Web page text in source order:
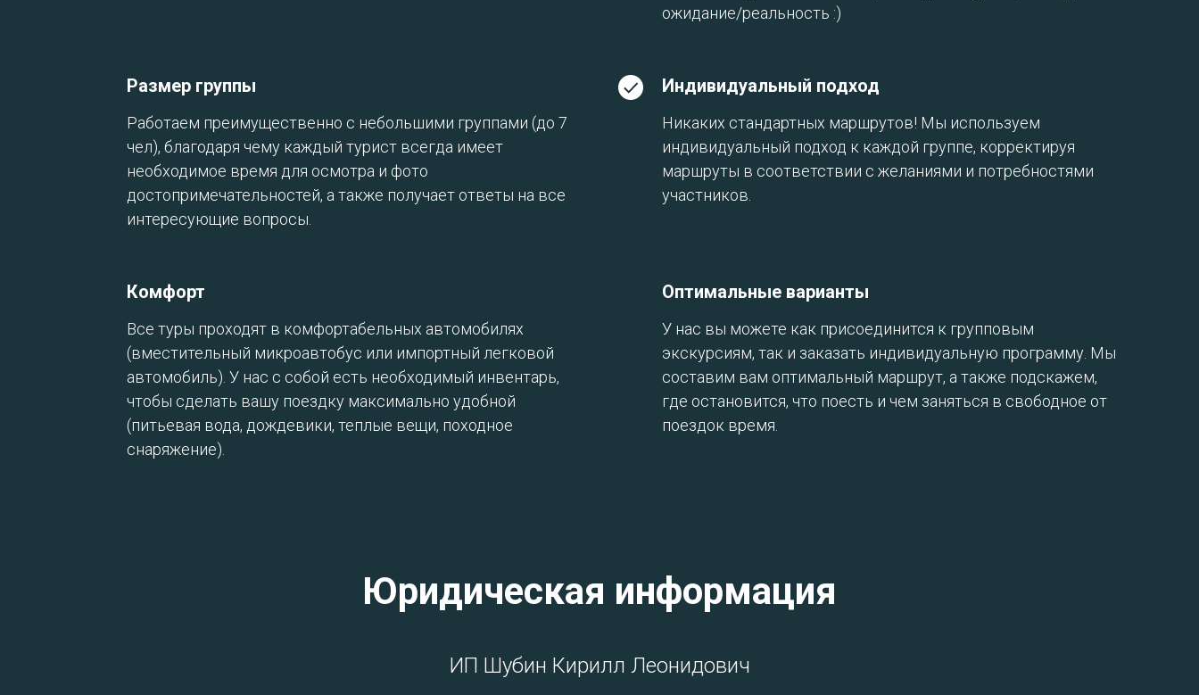
ожидание/реальность :)
Размер группы
Работаем преимущественно с небольшими группами (до 7
чел), благодаря чему каждый турист всегда имеет
необходимое время для осмотра и фото
достопримечательностей, а также получает ответы на все
интересующие вопросы.
Индивидуальный подход
Никаких стандартных маршрутов! Мы используем
индивидуальный подход к каждой группе, корректируя
маршруты в соответствии с желаниями и потребностями
участников.
Комфорт
Все туры проходят в комфортабельных автомобилях
(вместительный микроавтобус или импортный легковой
автомобиль). У нас с собой есть необходимый инвентарь,
чтобы сделать вашу поездку максимально удобной
(питьевая вода, дождевики, теплые вещи, походное
снаряжение).
Оптимальные варианты
У нас вы можете как присоединится к групповым
экскурсиям, так и заказать индивидуальную программу. Мы
составим вам оптимальный маршрут, а также подскажем,
где остановится, что поесть и чем заняться в свободное от
поездок время.
Юридическая информация
ИП Шубин Кирилл Леонидович